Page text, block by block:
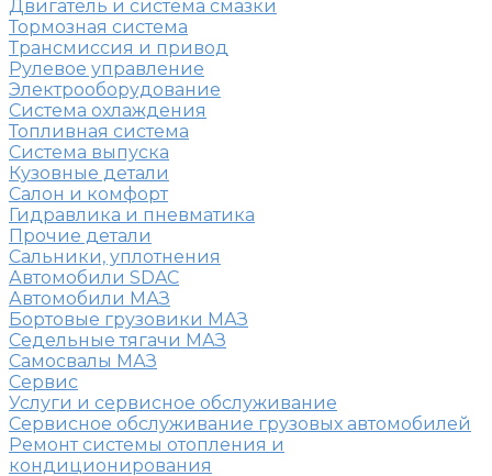
Двигатель и система смазки
Тормозная система
Трансмиссия и привод
Рулевое управление
Электрооборудование
Система охлаждения
Топливная система
Система выпуска
Кузовные детали
Салон и комфорт
Гидравлика и пневматика
Прочие детали
Сальники, уплотнения
Автомобили SDAC
Автомобили МАЗ
Бортовые грузовики МАЗ
Седельные тягачи МАЗ
Самосвалы МАЗ
Сервис
Услуги и сервисное обслуживание
Сервисное обслуживание грузовых автомобилей
Ремонт системы отопления и
кондиционирования